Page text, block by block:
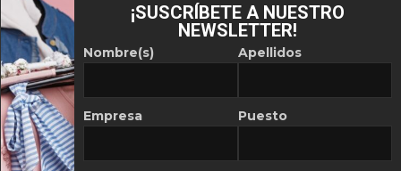
¡SUSCRÍBETE A NUESTRO
NEWSLETTER!
Nombre(s)
Empresa
Apellidos
Puesto